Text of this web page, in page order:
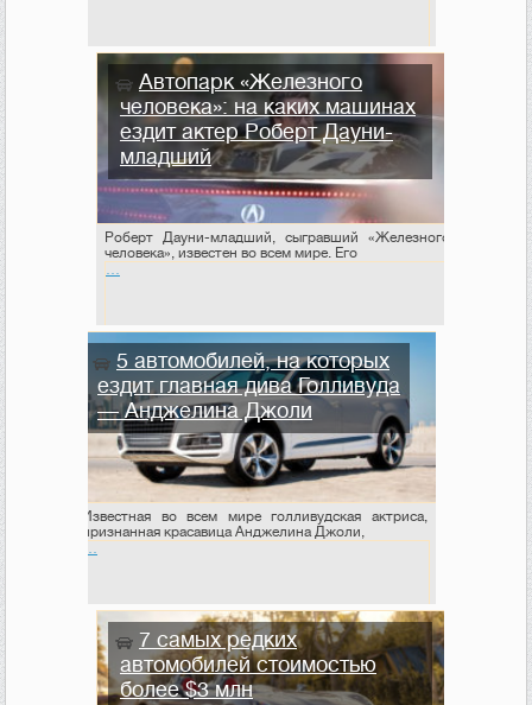
Автопарк «Железного
человека»: на каких машинах
ездит актер Роберт Дауни-
младший
Роберт Дауни-младший, сыгравший «Железного
человека», известен во всем мире. Его
…
5 автомобилей, на которых
ездит главная дива Голливуда
— Анджелина Джоли
Известная во всем мире голливудская актриса,
признанная красавица Анджелина Джоли,
…
7 самых редких
автомобилей стоимостью
более $3 млн